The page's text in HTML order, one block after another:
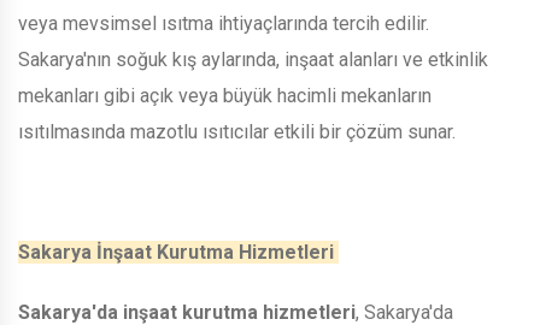
veya mevsimsel ısıtma ihtiyaçlarında tercih edilir.
Sakarya'nın soğuk kış aylarında, inşaat alanları ve etkinlik
mekanları gibi açık veya büyük hacimli mekanların
ısıtılmasında mazotlu ısıtıcılar etkili bir çözüm sunar.
Sakarya İnşaat Kurutma Hizmetleri
Sakarya'da inşaat kurutma hizmetleri, Sakarya'da